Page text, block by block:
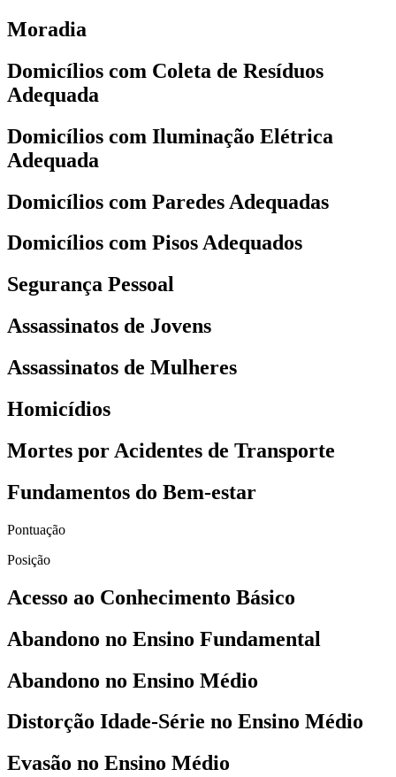
Moradia
Domicílios com Coleta de Resíduos
Adequada
Domicílios com Iluminação Elétrica
Adequada
Domicílios com Paredes Adequadas
Domicílios com Pisos Adequados
Segurança Pessoal
Assassinatos de Jovens
Assassinatos de Mulheres
Homicídios
Mortes por Acidentes de Transporte
Fundamentos do Bem-estar
Pontuação
Posição
Acesso ao Conhecimento Básico
Abandono no Ensino Fundamental
Abandono no Ensino Médio
Distorção Idade-Série no Ensino Médio
Evasão no Ensino Médio